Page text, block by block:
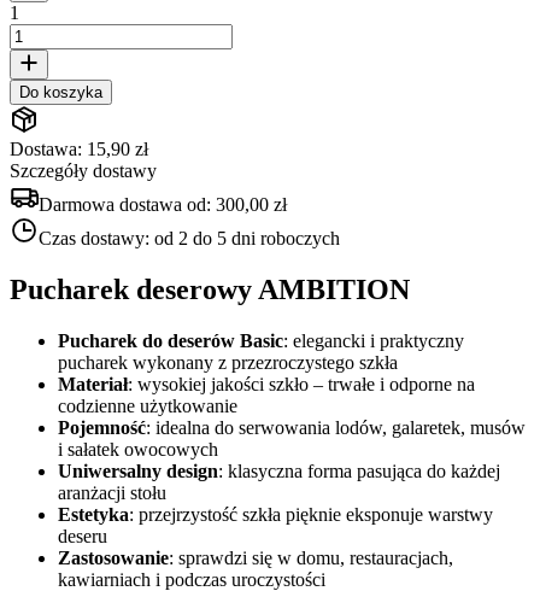
1
Do koszyka
Dostawa: 15,90 zł
Szczegóły dostawy
Darmowa dostawa od: 300,00 zł
Czas dostawy: od 2 do 5 dni roboczych
Pucharek deserowy AMBITION
Pucharek do deserów Basic: elegancki i praktyczny
pucharek wykonany z przezroczystego szkła
Materiał: wysokiej jakości szkło – trwałe i odporne na
codzienne użytkowanie
Pojemność: idealna do serwowania lodów, galaretek, musów
i sałatek owocowych
Uniwersalny design: klasyczna forma pasująca do każdej
aranżacji stołu
Estetyka: przejrzystość szkła pięknie eksponuje warstwy
deseru
Zastosowanie: sprawdzi się w domu, restauracjach,
kawiarniach i podczas uroczystości